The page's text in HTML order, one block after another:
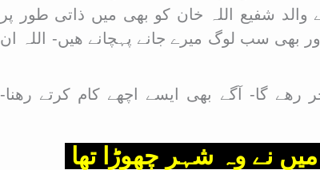
والد شفیع اللہ خان کو بھی میں ذاتی طور پر
بھی سب لوگ میرے جانے پہچانے ھیں- اللہ ان
رھے گا- آگے بھی ایسے اچھے کام کرتے رھنا-
نے وہ شہر چھوڑا تھا